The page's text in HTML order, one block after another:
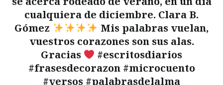
cualquiera de diciembre. Clara B.
Gómez
Mis palabras vuelan,
vuestros corazones son sus alas.
Gracias
#escritosdiarios
#frasesdecorazon #microcuento
#versos #palabrasdelalma